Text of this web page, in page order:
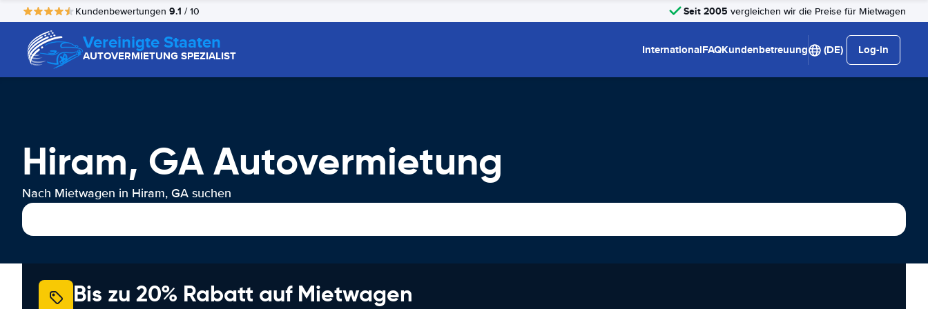
Kundenbewertungen 9.1 / 10 Seit 2005 vergleichen wir die Preise für Mietwagen
Vereinigte Staaten
AUTOVERMIETUNG SPEZIALIST InternationalFAQKundenbetreuung (DE) Log-in
Hiram, GA Autovermietung
Nach Mietwagen in Hiram, GA suchen
Bis zu 20% Rabatt auf Mietwagen